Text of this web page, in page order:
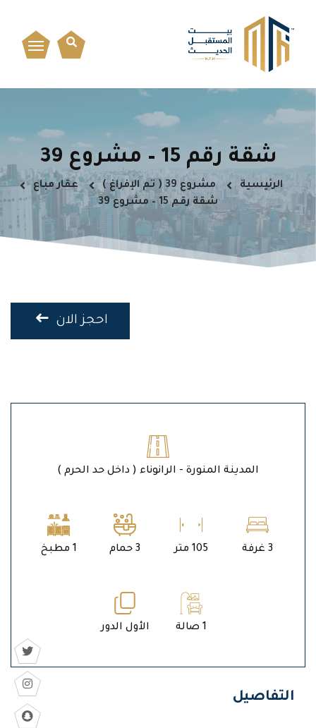
شقة رقم 15 – مشروع 39
الرئيسية مشروع 39 ( تم الإفراغ )
عقار مباع
شقة رقم 15 – مشروع 39
احجز الان
المدينة المنورة - الرانوناء ( داخل حد الحرم )
3 غرفة 105 متر 3 حمام 1 مطبخ
1 صالة الأول الدور
التفاصيل